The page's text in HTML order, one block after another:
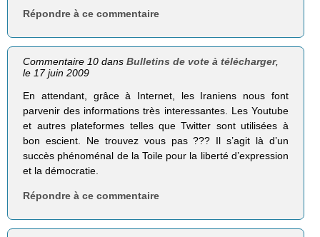
Répondre à ce commentaire
Commentaire 10 dansBulletins de vote à télécharger,
le 17 juin 2009
En attendant, grâce à Internet, les Iraniens nous font
parvenir des informations très interessantes. Les Youtube
et autres plateformes telles que Twitter sont utilisées à
bon escient. Ne trouvez vous pas ??? Il s’agit là d’un
succès phénoménal de la Toile pour la liberté d’expression
et la démocratie.
Répondre à ce commentaire